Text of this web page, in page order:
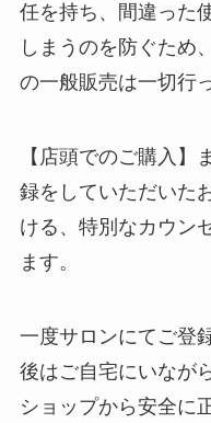
任を持ち、間違った
しまうのを防ぐため
の一般販売は一切行
【店頭でのご購入】
録をしていただいた
ける、特別なカウン
ます。
一度サロンにてご登
後はご自宅にいなが
ショップから安全に